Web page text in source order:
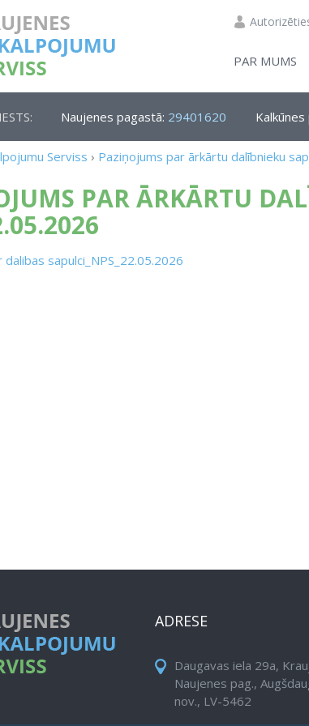
PAR MUMS
Naujenes pagastā: 29401620
Serviss › Paziņojums par ārkārtu dalībnieku
PAR ĀRKĀRTU
sapulci_NPS_22.05.2026
ADRESE
Daugavas iela 29a,
Naujenes pag.,
nov., LV-5462